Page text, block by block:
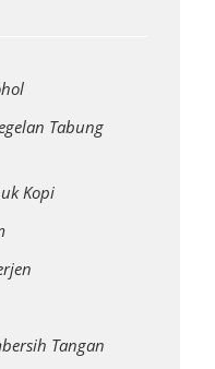
Tabung
Kopi
Tangan